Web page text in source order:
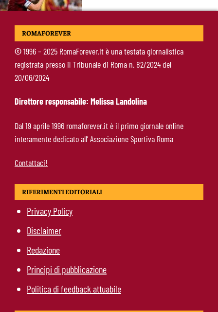
Mercato Roma, manca un solo colpo: Gasperini
Roma-Molina, il colpo di D’Amico è geniale:
qualità ed esperienza a un prezzo da
occasione
ROMAFOREVER
©1996 – 2025 RomaForever.it è una testata giornalistica
registrata presso il Tribunale di Roma n. 82/2024 del
20/06/2024
Direttore responsabile: Melissa Landolina
Dal 19 aprile 1996 romaforever.it è il primo giornale online
interamente dedicato all’ Associazione Sportiva Roma
Contattaci!
RIFERIMENTI EDITORIALI
Privacy Policy
Disclaimer
Redazione
Principi di pubblicazione
Politica di feedback attuabile